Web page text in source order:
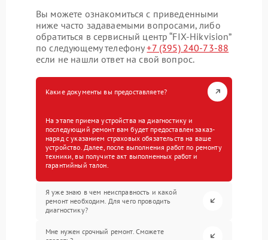
Вы можете ознакомиться с приведенными
ниже часто задаваемыми вопросами, либо
обратиться в сервисный центр “FIX-Hikvision”
по следующему телефону+7 (395) 240-73-88
если не нашли ответ на свой вопрос.
Какие документы вы предоставляете?
На этапе приема устройства на диагностику и
последующий ремонт вам будет предоставлен заказ-
наряд с указанием страховых обязательств на ваше
устройство. Далее, после выполнения работ по ремонту
техники, вы получите акт выполненных работ и
гарантийный талон.
Я уже знаю в чем неисправность и какой
ремонт необходим. Для чего проводить
диагностику?
Мне нужен срочный ремонт. Сможете